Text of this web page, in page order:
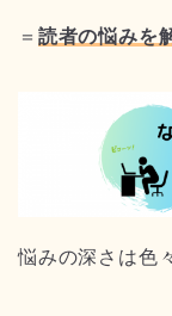
＝ 読者の悩みを
悩みの深さは色